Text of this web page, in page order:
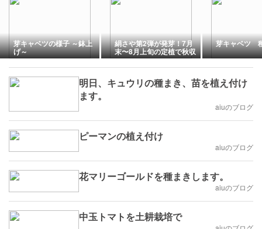
芽キャベツの様子 ～鉢上
げ～
絹さや第2弾が発芽！7月
末〜8月上旬の定植で秋収
穫をめざす栽培記録
芽キャベツ
明日、キュウリの種まき、苗を植え付け
ます。
aiuのブログ
ピーマンの植え付け
aiuのブログ
花マリーゴールドを種まきします。
aiuのブログ
中玉トマトを土耕栽培で